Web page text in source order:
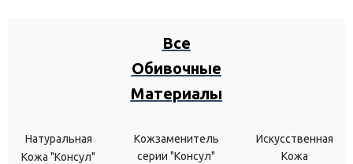
Все
Обивочные
Материалы
Натуральная
Кожа "Консул"
Кожзаменитель
серии "Консул"
Искусственная
Кожа